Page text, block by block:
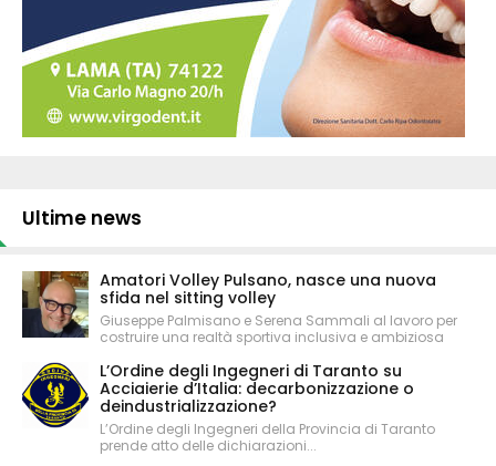
Ultime news
Amatori Volley Pulsano, nasce una nuova
sfida nel sitting volley
Giuseppe Palmisano e Serena Sammali al lavoro per
costruire una realtà sportiva inclusiva e ambiziosa
L’Ordine degli Ingegneri di Taranto su
Acciaierie d’Italia: decarbonizzazione o
deindustrializzazione?
L’Ordine degli Ingegneri della Provincia di Taranto
prende atto delle dichiarazioni...